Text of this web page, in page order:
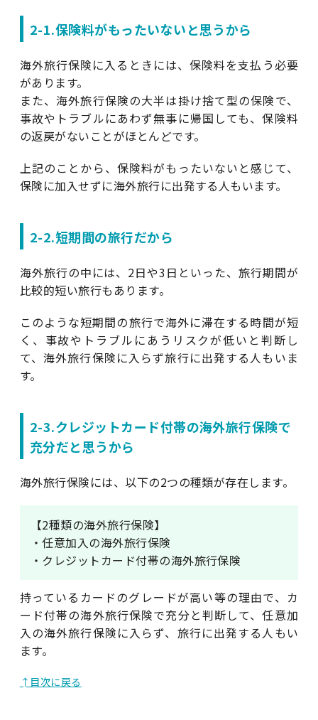
2-1.保険料がもったいないと思うから
海外旅行保険に入るときには、保険料を支払う必要
があります。
また、海外旅行保険の大半は掛け捨て型の保険で、
事故やトラブルにあわず無事に帰国しても、保険料
の返戻がないことがほとんどです。
上記のことから、保険料がもったいないと感じて、
保険に加入せずに海外旅行に出発する人もいます。
2-2.短期間の旅行だから
海外旅行の中には、2日や3日といった、旅行期間が
比較的短い旅行もあります。
このような短期間の旅行で海外に滞在する時間が短
く、事故やトラブルにあうリスクが低いと判断し
て、海外旅行保険に入らず旅行に出発する人もいま
す。
2-3.クレジットカード付帯の海外旅行保険で
充分だと思うから
海外旅行保険には、以下の2つの種類が存在します。
【2種類の海外旅行保険】
・任意加入の海外旅行保険
・クレジットカード付帯の海外旅行保険
持っているカードのグレードが高い等の理由で、カ
ード付帯の海外旅行保険で充分と判断して、任意加
入の海外旅行保険に入らず、旅行に出発する人もい
ます。
↑目次に戻る